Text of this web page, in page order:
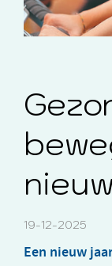
19-12-2025
Een nieuw